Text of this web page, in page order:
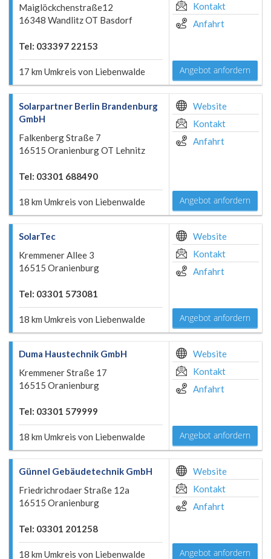
Maiglöckchenstraße12
16348 Wandlitz OT Basdorf
Tel: 033397 22153
17 km Umkreis von Liebenwalde
Kontakt
Anfahrt
Angebot anfordern
Solarpartner Berlin Brandenburg
GmbH
Falkenberg Straße 7
16515 Oranienburg OT Lehnitz
Tel: 03301 688490
18 km Umkreis von Liebenwalde
Website
Kontakt
Anfahrt
Angebot anfordern
SolarTec
Kremmener Allee 3
16515 Oranienburg
Tel: 03301 573081
18 km Umkreis von Liebenwalde
Website
Kontakt
Anfahrt
Angebot anfordern
Duma Haustechnik GmbH
Kremmener Straße 17
16515 Oranienburg
Tel: 03301 579999
18 km Umkreis von Liebenwalde
Website
Kontakt
Anfahrt
Angebot anfordern
Günnel Gebäudetechnik GmbH
Friedrichrodaer Straße 12a
16515 Oranienburg
Tel: 03301 201258
18 km Umkreis von Liebenwalde
Website
Kontakt
Anfahrt
Angebot anfordern